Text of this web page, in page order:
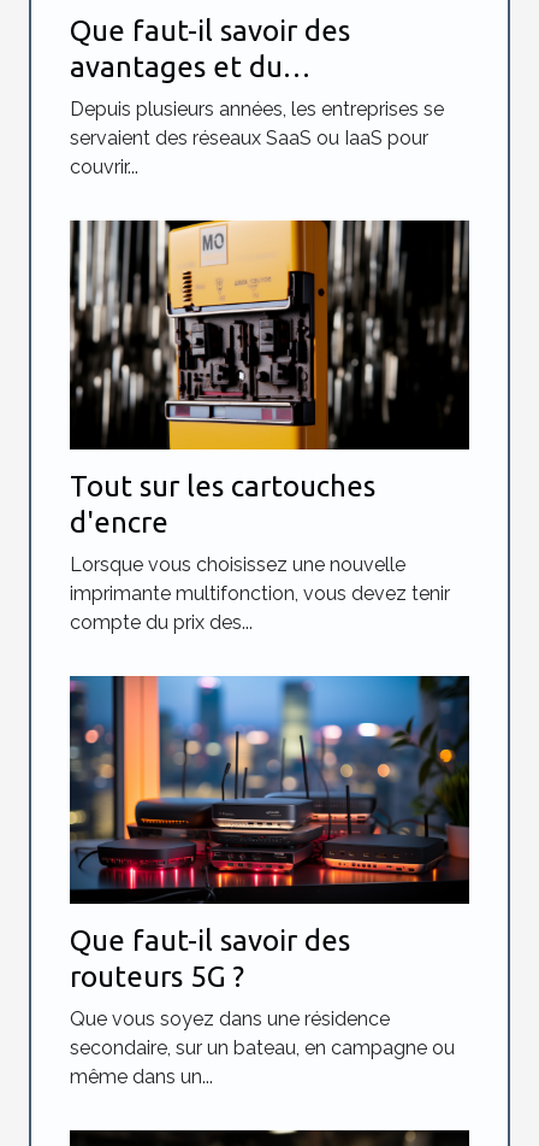
Que faut-il savoir des
avantages et du
fonctionnement du NaaS ?
Depuis plusieurs années, les entreprises se
servaient des réseaux SaaS ou IaaS pour
couvrir...
Tout sur les cartouches
d'encre
Lorsque vous choisissez une nouvelle
imprimante multifonction, vous devez tenir
compte du prix des...
Que faut-il savoir des
routeurs 5G ?
Que vous soyez dans une résidence
secondaire, sur un bateau, en campagne ou
même dans un...